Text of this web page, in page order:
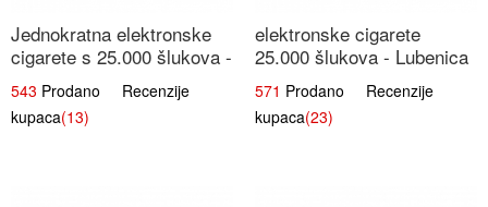
Jednokratna elektronske
cigarete s 25.000 šlukova -
Mango & Ananas |
Egzotična Voćna
Mješavina
543 Prodano Recenzije
kupaca(13)
elektronske cigarete
25.000 šlukova - Lubenica
Led | Osježavajući Ljetni
Okus
571 Prodano Recenzije
kupaca(23)